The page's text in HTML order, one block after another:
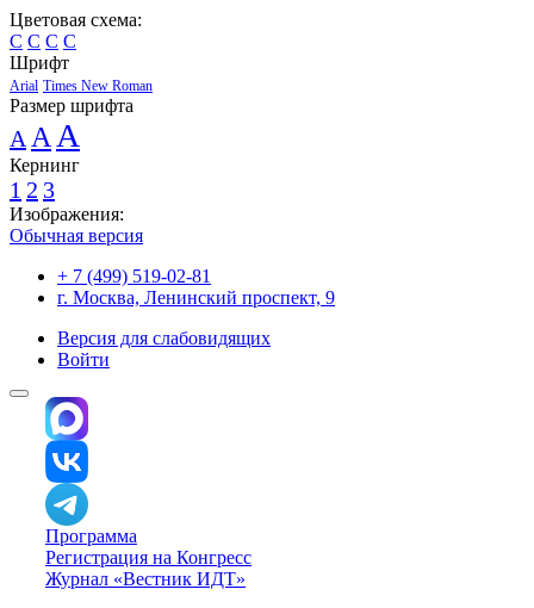
Цветовая схема:
C C C C
Шрифт
Arial Times New Roman
Размер шрифта
A A A
Кернинг
1 2 3
Изображения:
Обычная версия
+ 7 (499) 519-02-81
г. Москва, Ленинский проспект, 9
Версия для слабовидящих
Войти
Программа
Регистрация на Конгресс
Журнал «Вестник ИДТ»